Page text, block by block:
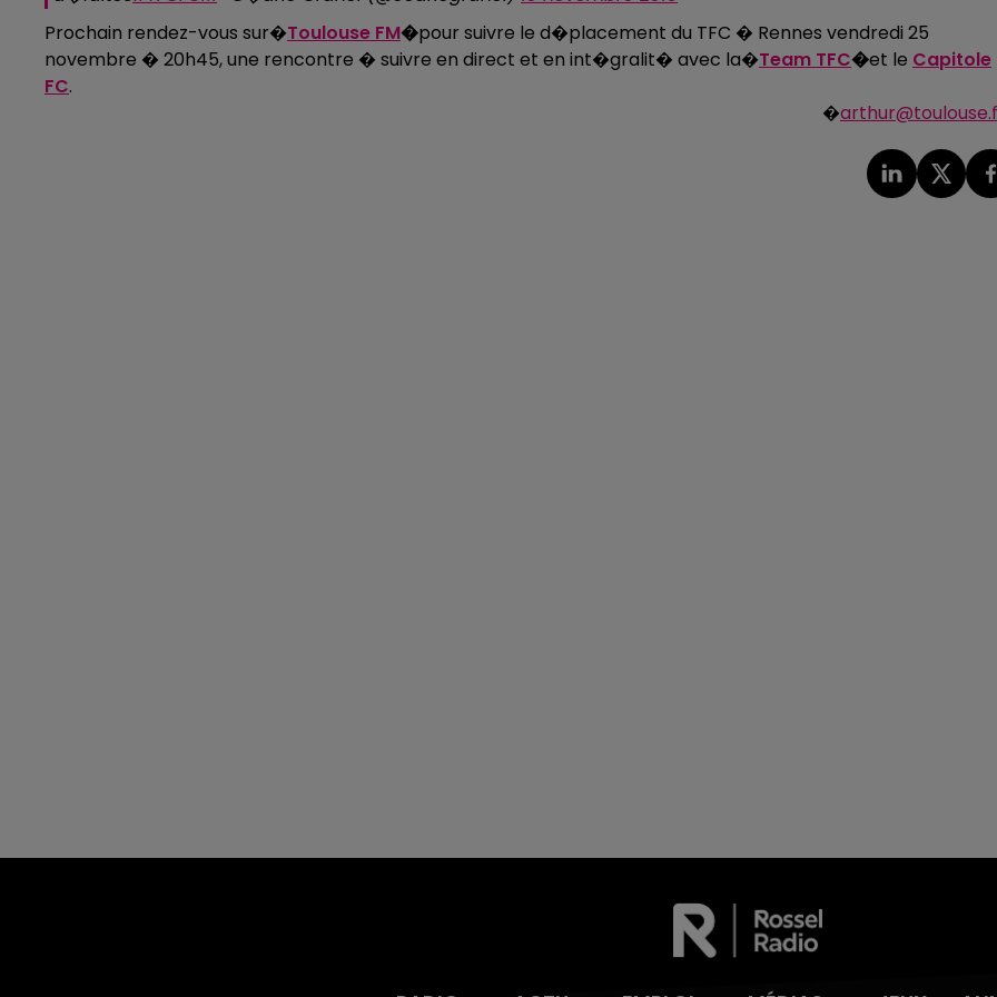
Prochain rendez-vous sur�Toulouse FM�pour suivre le d�placement du TFC � Rennes vendredi 25
novembre � 20h45, une rencontre � suivre en direct et en int�gralit� avec la�Team TFC�et le Capitole
FC.
�